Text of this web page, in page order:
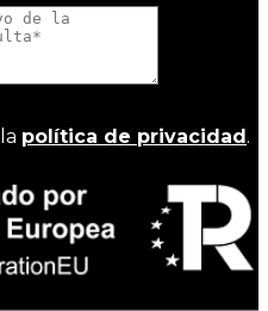
política de privacidad.